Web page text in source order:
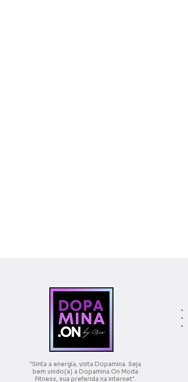
"Sinta a energia, vista Dopamina. Seja
bem vindo(a) a Dopamina On Moda
Fitness, sua preferida na internet".